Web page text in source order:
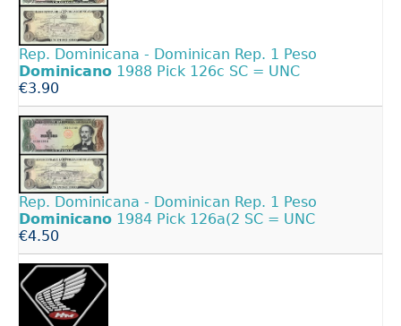
Rep. Dominicana - Dominican Rep. 1 Peso
Dominicano 1988 Pick 126c SC = UNC
€3.90
Rep. Dominicana - Dominican Rep. 1 Peso
Dominicano 1984 Pick 126a(2 SC = UNC
€4.50